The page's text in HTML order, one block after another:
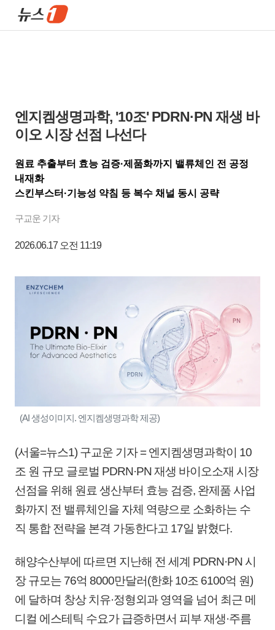
엔지켐생명과학, '10조' PDRN·PN 재생 바
이오 시장 선점 나선다
원료 추출부터 효능 검증·제품화까지 밸류체인 전 공정
내재화
스킨부스터·기능성 약침 등 복수 채널 동시 공략
구교운 기자
2026.06.17 오전 11:19
(AI 생성이미지. 엔지켐생명과학 제공)
(서울=뉴스1) 구교운 기자 = 엔지켐생명과학이 10
조 원 규모 글로벌 PDRN·PN 재생 바이오소재 시장
선점을 위해 원료 생산부터 효능 검증, 완제품 사업
화까지 전 밸류체인을 자체 역량으로 소화하는 수
직 통합 전략을 본격 가동한다고 17일 밝혔다.
해양수산부에 따르면 지난해 전 세계 PDRN·PN 시
장 규모는 76억 8000만달러(한화 10조 6100억 원)
에 달하며 창상 치유·정형외과 영역을 넘어 최근 메
디컬 에스테틱 수요가 급증하면서 피부 재생·주름